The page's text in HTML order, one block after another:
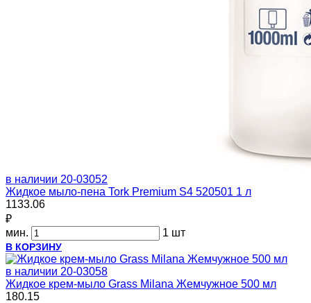
в наличии 20-03052
Жидкое мыло-пена Tork Premium S4 520501 1 л
1133.06
₽
мин.
1 шт
В КОРЗИНУ
в наличии 20-03058
Жидкое крем-мыло Grass Milana Жемчужное 500 мл
180.15